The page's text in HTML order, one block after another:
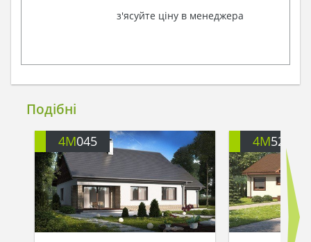
з'ясуйте ціну в менеджера
Подібні
4M045 4M524G